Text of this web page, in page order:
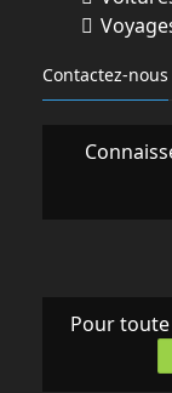
Contactez-nous
Pour